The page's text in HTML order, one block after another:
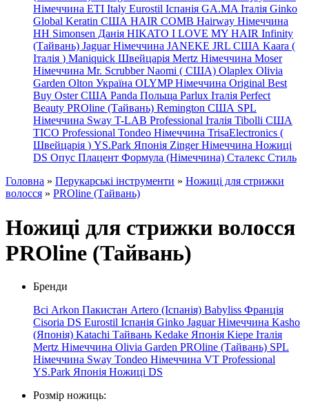
Німеччина ETI Italy Eurostil Іспанія GA.MA Італія Ginko
Global Keratin США HAIR COMB Hairway Німеччина
HH Simonsen Данія HIKATO I LOVE MY HAIR Infinity
(Тайвань) Jaguar Німеччина JANEKE JRL США Kaara (
Італія ) Maniquick Швейцарія Mertz Німеччина Moser
Німеччина Mr. Scrubber Naomi ( США) Olaplex Olivia
Garden Olton Україна OLYMP Німеччина Original Best
Buy Oster США Panda Польща Parlux Італія Perfect
Beauty PROline (Тайвань) Remington США SPL
Німеччина Sway T-LAB Professional Італія Tibolli США
TICO Professional Tondeo Німеччина TrisaElectronics (
Швейцарія ) YS.Park Японія Zinger Німеччина Ножиці
DS Опус Плацент Формула (Німеччина) Сталекс Стиль
Головна » Перукарські інструменти » Ножиці для стрижки
волосся » PROline (Тайвань)
Ножиці для стрижки волосся
PROline (Тайвань)
Бренди
Всі Arkon Пакистан Artero (Іспанія) Babyliss Франція
Cisoria DS Eurostil Іспанія Ginko Jaguar Німеччина Kasho
(Японія) Katachi Тайвань Kedake Японія Kiepe Італія
Mertz Німеччина Olivia Garden PROline (Тайвань) SPL
Німеччина Sway Tondeo Німеччина VT Professional
YS.Park Японія Ножиці DS
Розмір ножиць: